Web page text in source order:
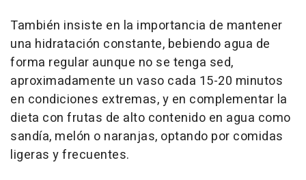
También insiste en la importancia de mantener
una hidratación constante, bebiendo agua de
forma regular aunque no se tenga sed,
aproximadamente un vaso cada 15-20 minutos
en condiciones extremas, y en complementar la
dieta con frutas de alto contenido en agua como
sandía, melón o naranjas, optando por comidas
ligeras y frecuentes.